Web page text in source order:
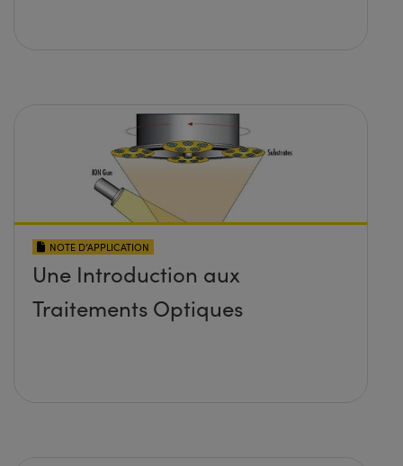
NOTE D’APPLICATION
Une Introduction aux
Traitements Optiques